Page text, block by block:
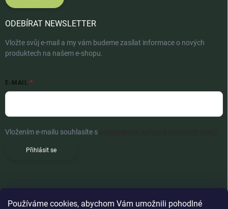
Používáme cookies, abychom Vám umožnili pohodlné
ODEBÍRAT NEWSLETTER
Vložte svůj e-mail a my vám budeme zasílat informace o nových
produktech na našem e-shopu.
E-MAIL
Vložením e-mailu souhlasíte s
Přihlásit se